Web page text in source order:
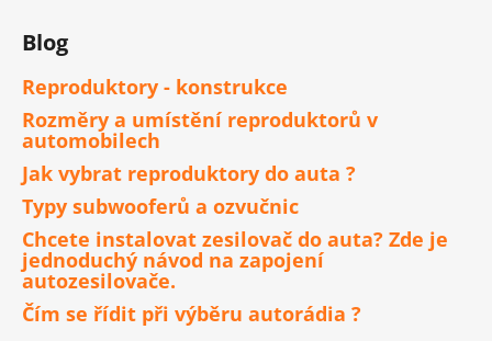
Blog
Reproduktory - konstrukce
Rozměry a umístění reproduktorů v
automobilech
Jak vybrat reproduktory do auta ?
Typy subwooferů a ozvučnic
Chcete instalovat zesilovač do auta? Zde je
jednoduchý návod na zapojení
autozesilovače.
Čím se řídit při výběru autorádia ?